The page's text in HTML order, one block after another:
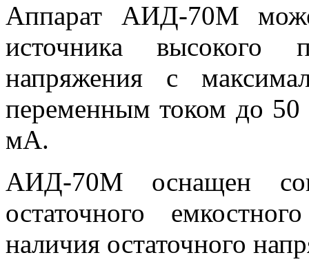
Аппарат АИД-70М
источника высокого
напряжения с
переменным током до
мА.
АИД-70М оснащен
остаточного
наличия остаточного